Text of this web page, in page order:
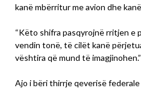
kanë mbërritur me avion dhe
“Këto shifra pasqyrojnë rritjen e
vendin tonë, të cilët kanë
vështira që mund të imagjinohen.”
Ajo i bëri thirrje qeverisë